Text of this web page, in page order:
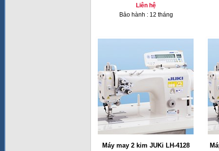
Liên hệ
Bảo hành : 12 tháng
Máy may 2 kim JUKi LH-4128